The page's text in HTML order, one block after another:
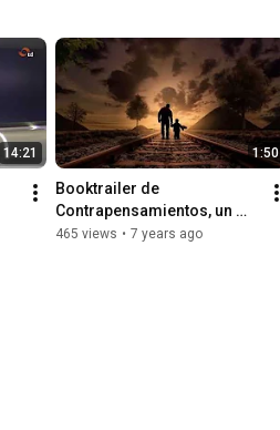
14:21 1:50
Booktrailer de
Contrapensamientos, un
libro del escritor Emilio
465 views • 7 years ago